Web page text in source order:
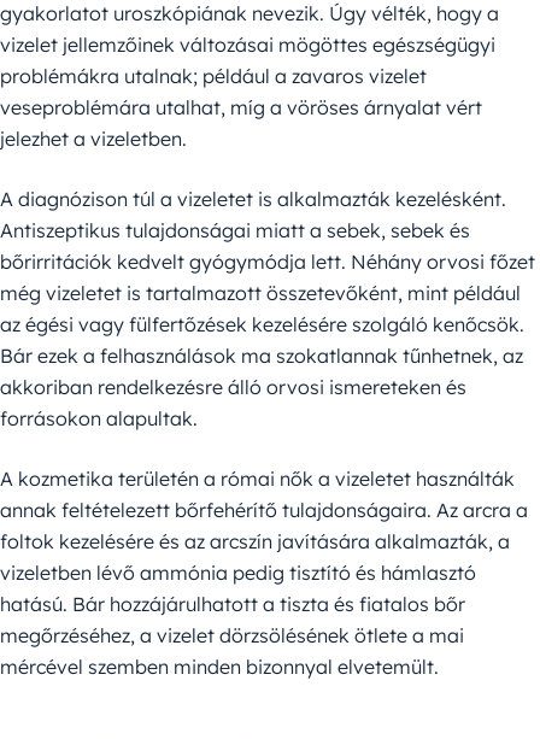
gyakorlatot uroszkópiának nevezik. Úgy vélték, hogy a
vizelet jellemzőinek változásai mögöttes egészségügyi
problémákra utalnak; például a zavaros vizelet
veseproblémára utalhat, míg a vöröses árnyalat vért
jelezhet a vizeletben.
A diagnózison túl a vizeletet is alkalmazták kezelésként.
Antiszeptikus tulajdonságai miatt a sebek, sebek és
bőrirritációk kedvelt gyógymódja lett. Néhány orvosi főzet
még vizeletet is tartalmazott összetevőként, mint például
az égési vagy fülfertőzések kezelésére szolgáló kenőcsök.
Bár ezek a felhasználások ma szokatlannak tűnhetnek, az
akkoriban rendelkezésre álló orvosi ismereteken és
forrásokon alapultak.
A kozmetika területén a római nők a vizeletet használták
annak feltételezett bőrfehérítő tulajdonságaira. Az arcra a
foltok kezelésére és az arcszín javítására alkalmazták, a
vizeletben lévő ammónia pedig tisztító és hámlasztó
hatású. Bár hozzájárulhatott a tiszta és fiatalos bőr
megőrzéséhez, a vizelet dörzsölésének ötlete a mai
mércével szemben minden bizonnyal elvetemült.